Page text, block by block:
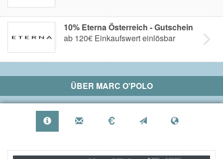
10% Eterna Österreich - Gutschein
ab 120€ Einkaufswert einlösbar
ÜBER MARC O'POLO